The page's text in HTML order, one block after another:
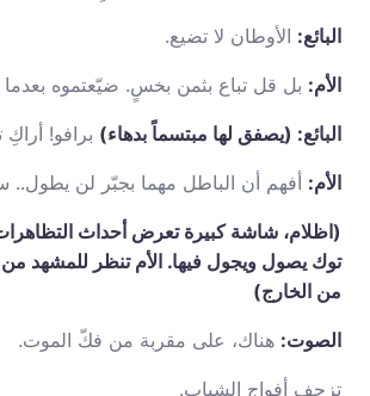
البائع: الأوطان لا تضيع.
الأم: بل قل تباع بثمن بخسٍ. ضيّعتموه بعدما
البائع: (يصفق لها مبتسماً بدهاء) برافو!
الأم: أفهم أن الباطل مهما بجبّر لن يطول..
(اظلام، شاشة كبيرة تعرض أحداث
توك يصول ويجول فيها. الأم تنظر للمشهد
من الخارج)
الصوت: هناك، على مقربة من فكّ الموت.
تزحف أفواج الشباب.